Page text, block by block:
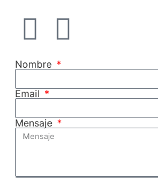
Nombre
Email
Mensaje